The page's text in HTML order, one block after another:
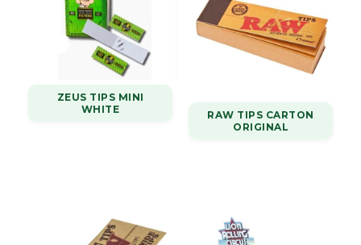
ZEUS TIPS MINI
WHITE
RAW TIPS CARTON
ORIGINAL